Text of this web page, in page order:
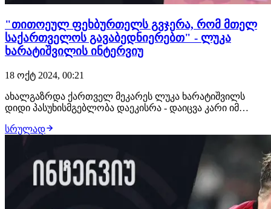
"თითოეულ ფეხბურთელს გვჯერა, რომ მთელ
საქართველოს გავაბედნიერებთ" - ლუკა
ხარატიშვილის ინტერვიუ
18 ოქტ 2024, 00:21
ახალგაზრდა ქართველ მეკარეს ლუკა ხარატიშვილს
დიდი პასუხისმგებლობა დაეკისრა - დაიცვა კარი იმ
წლამდე ნაკრებს აუცილებლად გამარჯვება სჭირდებოდა.
დიდი წვლილი შეიტანა. მოგეხსენებათ, რამაზ სვ…
სრულად